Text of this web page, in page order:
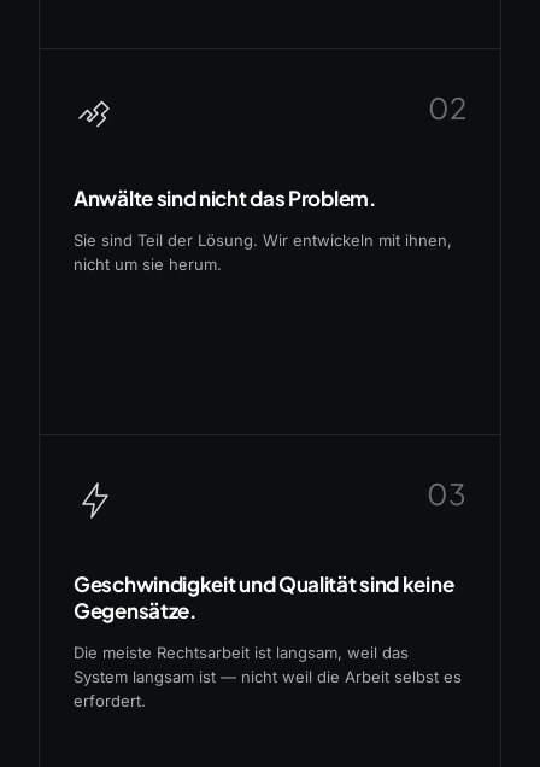
02
Anwälte sind nicht das Problem.
Sie sind Teil der Lösung. Wir entwickeln mit ihnen,
nicht um sie herum.
03
Geschwindigkeit und Qualität sind keine
Gegensätze.
Die meiste Rechtsarbeit ist langsam, weil das
System langsam ist — nicht weil die Arbeit selbst es
erfordert.